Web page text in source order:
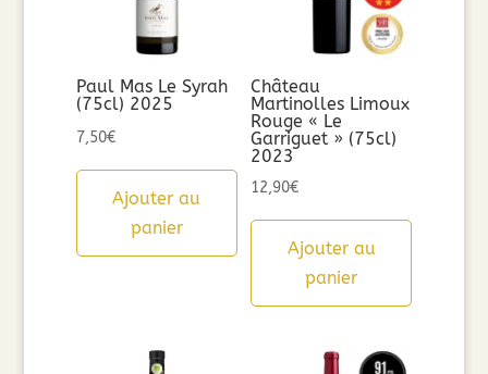
Paul Mas Le Syrah
(75cl) 2025
7,50€
Ajouter au
panier
Château
Martinolles Limoux
Rouge « Le
Garriguet » (75cl)
2023
12,90€
Ajouter au
panier